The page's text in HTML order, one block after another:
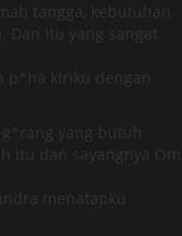
tangga, kebutuhan
Dan itu yang sangat
p*ha kiriku dengan
yang butuh
itu dan sayangnya Om
menatapku